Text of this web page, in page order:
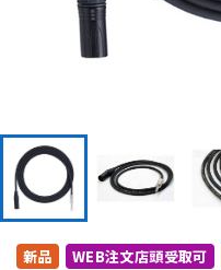
アンプ
DTM オンライン納品
新品 WEB注文店頭受取可